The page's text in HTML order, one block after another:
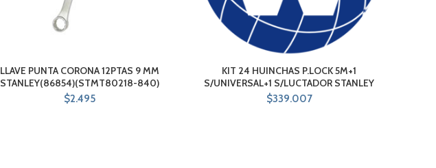
LLAVE PUNTA CORONA 12PTAS 9 MM
STANLEY(86854)(STMT80218-840)
$2.495
KIT 24 HUINCHAS P.LOCK 5M+1
S/UNIVERSAL+1 S/LUCTADOR STANLEY
$339.007